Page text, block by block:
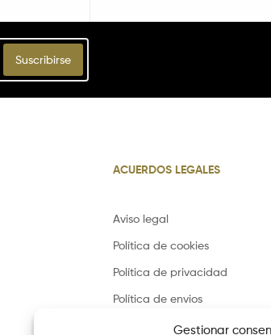
Gestionar
Suscribirse
ACUERDOS LEGALES
Aviso legal
Política de cookies
Política de privacidad
Política de envios
Política de devoluciones